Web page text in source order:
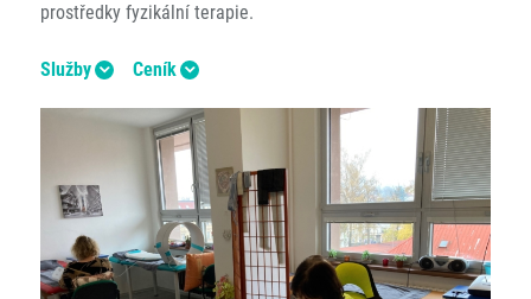
prostředky fyzikální terapie.
Služby Ceník